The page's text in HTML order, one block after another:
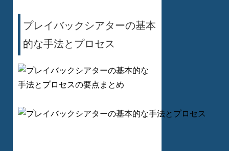
プレイバックシアターの基本
的な手法とプロセス